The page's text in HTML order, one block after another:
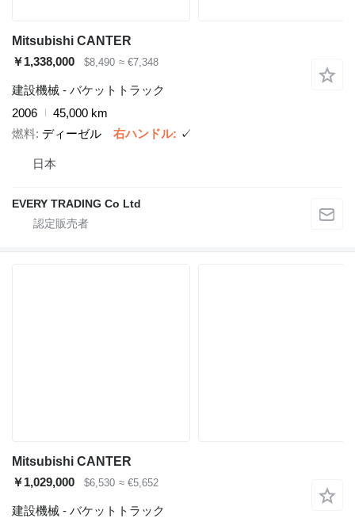
Mitsubishi CANTER
￥1,338,000
$8,490 ≈ €7,348
建設機械 - バケットトラック
2006
45,000 km
燃料 ディーゼル 右ハンドル ✓
日本
EVERY TRADING Co Ltd
Mitsubishi CANTER
￥1,029,000
$6,530 ≈ €5,652
建設機械 - バケットトラック